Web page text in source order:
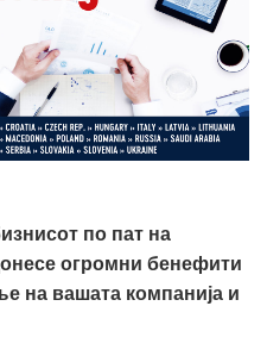
по пат на
огромни бенефити
на вашата компанија и